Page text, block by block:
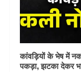
कांवड़ियों के भेष में
पकड़ा, झटका देकर